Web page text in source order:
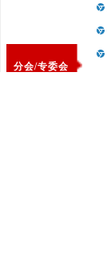
分会/专委会